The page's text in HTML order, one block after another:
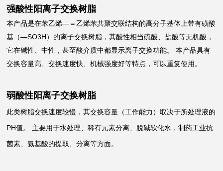
强酸性阳离子交换树脂
本产品是在苯乙烯—＝乙烯苯共聚交联结构的高分子基体上带有磺酸
基（—SO3H）的离子交换树脂，其酸性相当硫酸、盐酸等无机酸，
它在碱性、中性，甚至酸介质中都显示离子交换功能。 本产品具有
交换容量高、交换速度快、机械强度好等特点，可以重复使用。
弱酸性阳离子交换树脂
此类树脂交换速度较慢，其交换容量（工作能力）取决于所处理液的
PH值。 主要用于水处理、稀有元素分离、脱碱软化水，制药工业抗
菌素、氨基酸的提取、分离等方面。